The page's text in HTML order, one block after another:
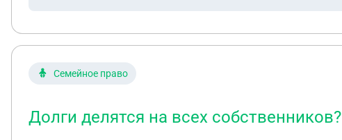
Семейное право
Долги делятся на всех собственников?